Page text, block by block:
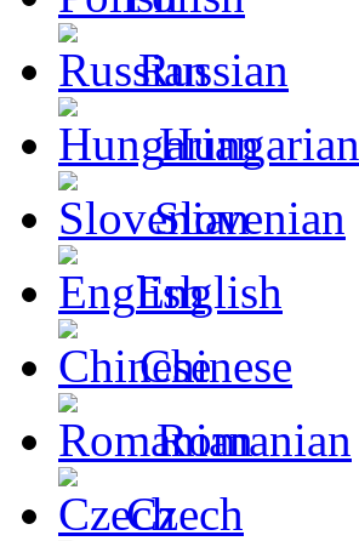
Russian
Hungarian
Slovenian
English
Chinese
Romanian
Czech